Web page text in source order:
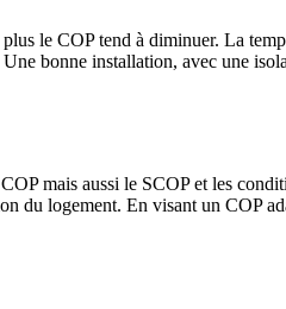
le COP tend à diminuer. La
bonne installation, avec une
mais aussi le SCOP et les
du logement. En visant un COP